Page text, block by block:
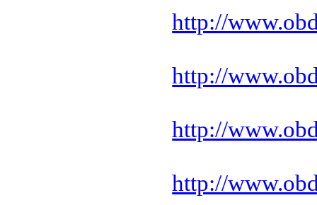
http://
http://
http://
http://